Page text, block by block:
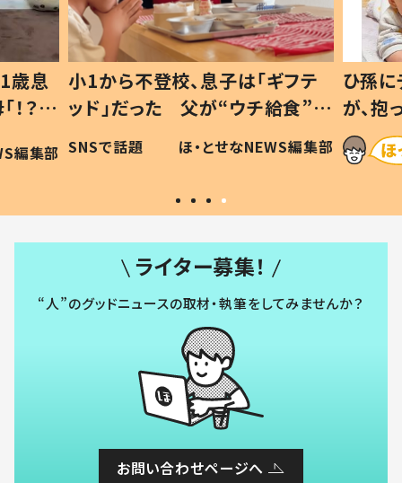
歳息
？」
編集部
小1から不登校、息子は「ギフテ
ッド」だった 父が“ウチ給食”を
作り続ける理由とは #令和の親
#令和の子
SNSで話題 ほ・とせなNEWS編集部
ひ孫
が、
「涙が
い」
ライター募集！
“人”のグッドニュースの取材・執筆をしてみませんか？
お問い合わせページへ